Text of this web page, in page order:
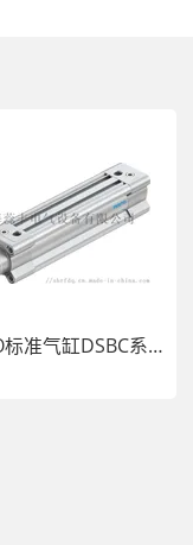
FESTO标准气缸DSBC系列